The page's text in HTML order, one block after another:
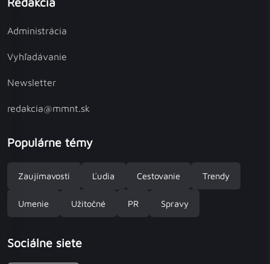
Administrácia
Vyhľadávanie
Newsletter
redakcia@mmnt.sk
Populárne témy
Zaujímavosti Ľudia Cestovanie Trendy
Umenie Užitočné PR Spravy
Sociálne siete